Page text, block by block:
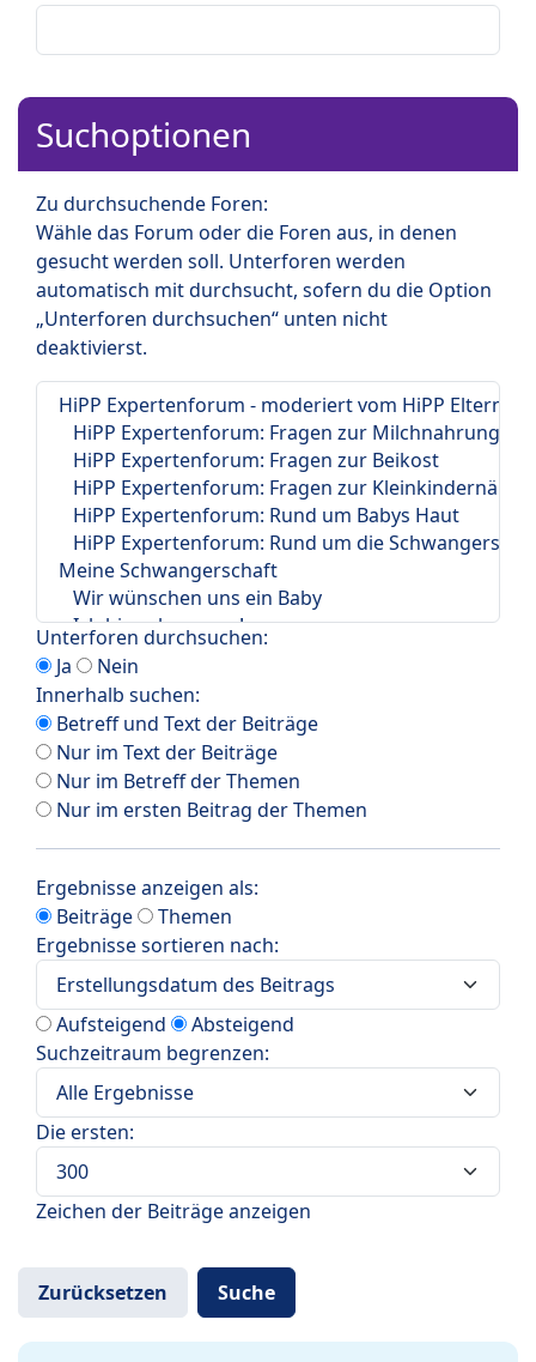
Suchoptionen
Zu durchsuchende Foren:
Wähle das Forum oder die Foren aus, in denen
gesucht werden soll. Unterforen werden
automatisch mit durchsucht, sofern du die Option
„Unterforen durchsuchen“ unten nicht
deaktivierst.
Unterforen durchsuchen:
Ja
Nein
Innerhalb suchen:
Betreff und Text der Beiträge
Nur im Text der Beiträge
Nur im Betreff der Themen
Nur im ersten Beitrag der Themen
Ergebnisse anzeigen als:
Beiträge
Themen
Ergebnisse sortieren nach:
Aufsteigend
Absteigend
Suchzeitraum begrenzen:
Die ersten:
Zeichen der Beiträge anzeigen